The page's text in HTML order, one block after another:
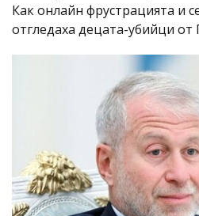
Как онлайн фрустрацията и
отгледаха децата-убийци